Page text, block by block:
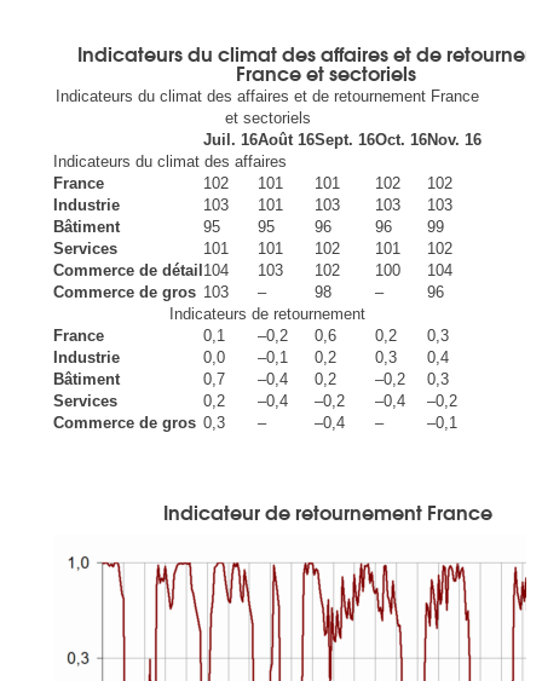
Indicateurs du climat des affaires et de
France et sectoriels
Indicateurs du climat des affaires et de retournement France
et sectoriels
Juil. 16Août 16Sept. 16Oct. 16Nov. 16
Indicateurs du climat des affaires
France
102 101 101 102
102
Industrie
103 101 103 103
103
Bâtiment
95 95 96 96
99
Services
101 101 102 101
102
Commerce de détail 104 103 102 100
104
Commerce de gros 103 – 98 –
96
Indicateurs de retournement
France
0,1 –0,2 0,6 0,2
0,3
Industrie
0,0 –0,1 0,2 0,3
0,4
Bâtiment
0,7 –0,4 0,2 –0,2
0,3
Services
0,2 –0,4 –0,2 –0,4
–0,2
Commerce de gros 0,3 – –0,4 – –0,1
Indicateur de retournement France